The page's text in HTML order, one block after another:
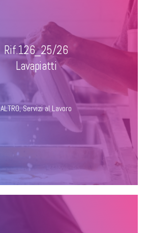
Rif.126_25/26
Lavapiatti
ALTRO,Servizi al Lavoro